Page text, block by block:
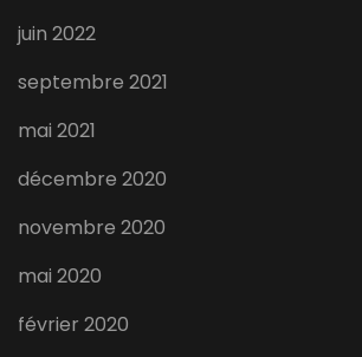
juin 2022
septembre 2021
mai 2021
décembre 2020
novembre 2020
mai 2020
février 2020